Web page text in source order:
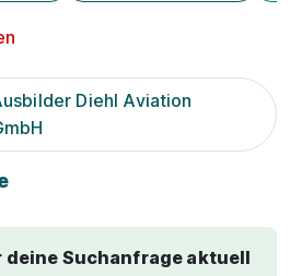
Diehl Aviation
deine Suchanfrage aktuell